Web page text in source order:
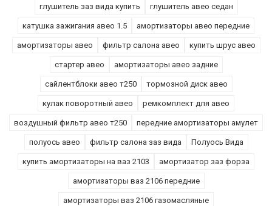
глушитель заз вида купить глушитель авео седан
катушка зажигания авео 1.5 амортизаторы авео передние
амортизаторы авео фильтр салона авео купить шрус авео
стартер авео амортизаторы авео задние
сайлентблоки авео т250 тормозной диск авео
кулак поворотный авео ремкомплект для авео
воздушный фильтр авео т250 передние амортизаторы амулет
полуось авео фильтр салона заз вида Полуось Вида
купить амортизаторы на ваз 2103 амортизатор заз форза
амортизаторы ваз 2106 передние
амортизаторы ваз 2106 газомасляные